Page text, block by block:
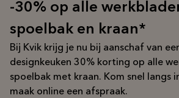
-30% op alle
spoelbak en kraan*
Bij Kvik krijg je nu bij aanschaf van
designkeuken 30% korting op alle
spoelbak met kraan. Kom snel langs
maak online een afspraak.